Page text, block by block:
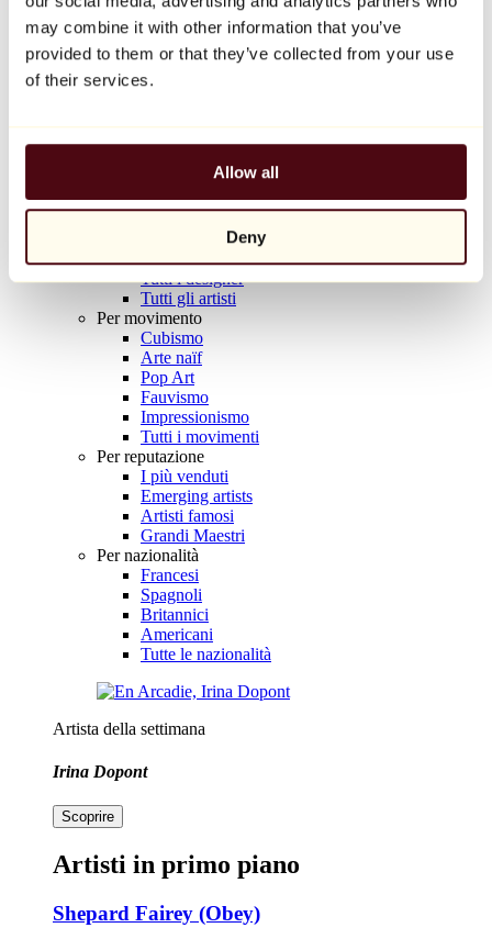
may combine it with other information that you’ve
provided to them or that they’ve collected from your use
of their services.
Allow all
Deny
Balloon Dog (Orange)
Jeff Koons
10.000 €
Artisti
Tutti i pittori
Tutti i fotografi
Tutti i disegnatori
Tutti i designer
Tutti gli artisti
Per movimento
Cubismo
Arte naïf
Pop Art
Fauvismo
Impressionismo
Tutti i movimenti
Per reputazione
I più venduti
Emerging artists
Artisti famosi
Grandi Maestri
Per nazionalità
Francesi
Spagnoli
Britannici
Americani
Tutte le nazionalità
Artista della settimana
Irina Dopont
Scoprire
Artisti in primo piano
Shepard Fairey (Obey)